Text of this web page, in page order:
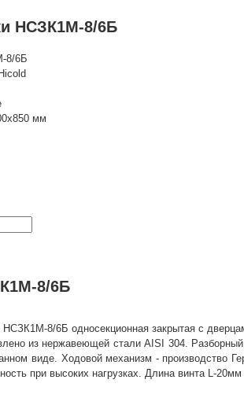
НСЗК1М-8/6Б
8/6Б
Hicold
мм
8/6Б
НСЗК1М-8/6Б односекционная закрытая с
из нержавеющей стали AISI 304.
виде. Ходовой механизм - производство
при высоких нагрузках. Длина винта L-